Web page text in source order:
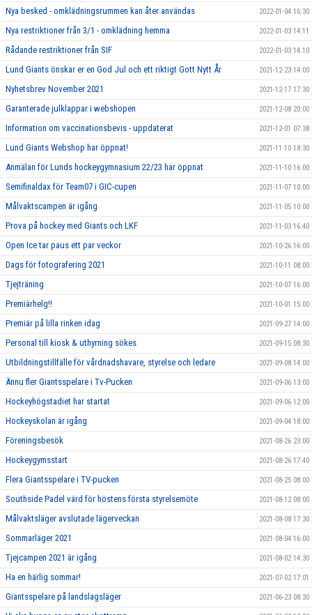
Nya besked - omklädningsrummen kan åter användas 2022-01-04 16:30
Nya restriktioner från 3/1 - omklädning hemma 2022-01-03 14:11
Rådande restriktioner från SIF 2022-01-03 14:10
Lund Giants önskar er en God Jul och ett riktigt Gott Nytt År 2021-12-23 14:00
Nyhetsbrev November 2021 2021-12-17 17:30
Garanterade julklappar i webshopen 2021-12-08 20:00
Information om vaccinationsbevis - uppdaterat 2021-12-01 07:38
Lund Giants Webshop har öppnat! 2021-11-10 18:30
Anmälan för Lunds hockeygymnasium 22/23 har öppnat 2021-11-10 16:00
Semifinaldax för Team07 i GIC-cupen 2021-11-07 10:00
Målvaktscampen är igång 2021-11-05 10:00
Prova på hockey med Giants och LKF 2021-11-03 16:40
Open Ice tar paus ett par veckor 2021-10-26 16:00
Dags för fotografering 2021 2021-10-11 08:00
Tjejträning 2021-10-07 16:00
Premiärhelg!! 2021-10-01 15:00
Premiär på lilla rinken idag 2021-09-27 14:00
Personal till kiosk & uthyrning sökes 2021-09-15 08:30
Utbildningstillfälle för vårdnadshavare, styrelse och ledare 2021-09-08 14:00
Ännu fler Giantsspelare i Tv-Pucken 2021-09-06 13:00
Hockeyhögstadiet har startat 2021-09-06 12:00
Hockeyskolan är igång 2021-09-04 18:00
Föreningsbesök 2021-08-26 23:00
Hockeygymsstart 2021-08-26 17:40
Flera Giantsspelare i TV-pucken 2021-08-25 08:00
Southside Padel värd för höstens första styrelsemöte 2021-08-12 08:00
Målvaktsläger avslutade lägerveckan 2021-08-08 17:30
Sommarläger 2021 2021-08-04 16:00
Tjejcampen 2021 är igång 2021-08-02 14:30
Ha en härlig sommar! 2021-07-02 17:01
Giantsspelare på landslagsläger 2021-06-23 08:30